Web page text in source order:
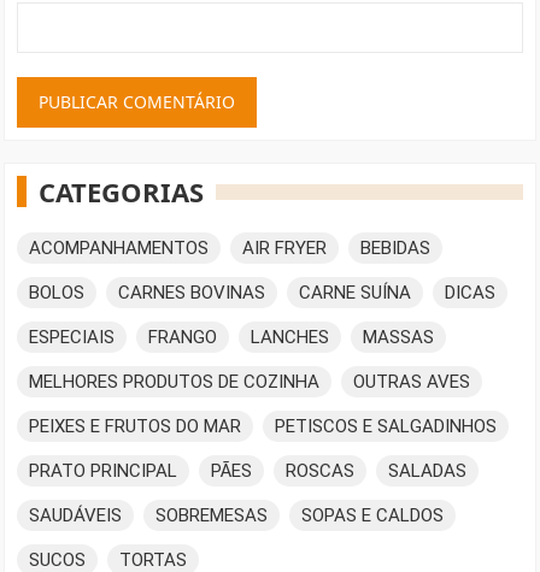
CATEGORIAS
ACOMPANHAMENTOS AIR FRYER BEBIDAS
BOLOS CARNES BOVINAS CARNE SUÍNA DICAS
ESPECIAIS FRANGO LANCHES MASSAS
MELHORES PRODUTOS DE COZINHA OUTRAS AVES
PEIXES E FRUTOS DO MAR PETISCOS E SALGADINHOS
PRATO PRINCIPAL PÃES ROSCAS SALADAS
SAUDÁVEIS SOBREMESAS SOPAS E CALDOS
SUCOS TORTAS